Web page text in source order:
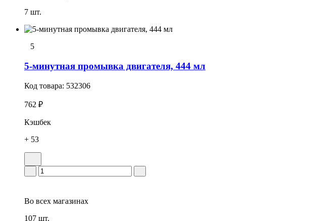
7 шт.
5
5-минутная промывка двигателя, 444 мл
Код товара: 532306
762 ₽
Кэшбек
+ 53
Во всех магазинах
107 шт.